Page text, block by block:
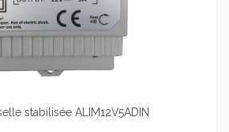
stabilisée ALIM12V5ADIN